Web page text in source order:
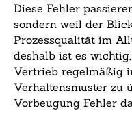
Diese Fehler
sondern weil der
Prozessqualität im
deshalb ist es
Vertrieb regelmäßig
Verhaltensmuster zu
Vorbeugung Fehler